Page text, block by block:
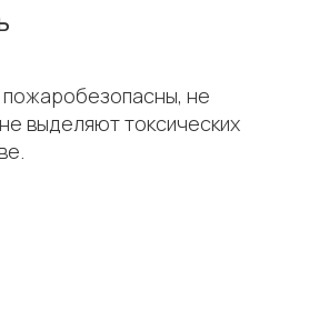
не
выделяют токсических